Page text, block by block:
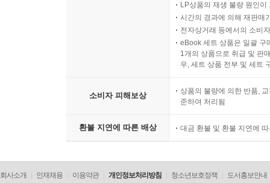
LP상품의 재생 불량 원인
시간의 경과에 의해 재판매
전자상거래 등에서의 소비
eBook 세트 상품은 일괄 구
1개의 상품으로 취급 및 판
우, 세트 상품 전부 및 세트
소비자 피해보상
상품의 불량에 의한 반품,
준하여 처리됨
환불 지연에 따른 배상 대금 환불 및 환불 지연에
회사소개 인재채용 이용약관 개인정보처리방침 청소년보호정책 도서홍보안내